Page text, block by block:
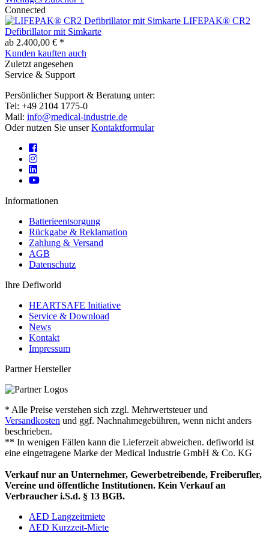
Connected
LIFEPAK® CR2
Defibrillator mit Simkarte
ab 2.400,00 € *
Kunden kauften auch
Zuletzt angesehen
Service & Support
Persönlicher Support & Beratung unter:
Tel: +49 2104 1775-0
Mail: info@medical-industrie.de
Oder nutzen Sie unserKontaktformular
Informationen
Batterieentsorgung
Rückgabe & Reklamation
Zahlung & Versand
AGB
Datenschutz
Ihre Defiworld
HEARTSAFE Initiative
Service & Download
News
Kontakt
Impressum
Partner Hersteller
* Alle Preise verstehen sich zzgl. Mehrwertsteuer und
Versandkosten und ggf. Nachnahmegebühren, wenn nicht anders
beschrieben.
** In wenigen Fällen kann die Lieferzeit abweichen. defiworld ist
eine eingetragene Marke der Medical Industrie GmbH & Co. KG
Verkauf nur an Unternehmer, Gewerbetreibende, Freiberufler,
Vereine und öffentliche Institutionen. Kein Verkauf an
Verbraucher i.S.d. § 13 BGB.
AED Langzeitmiete
AED Kurzzeit-Miete